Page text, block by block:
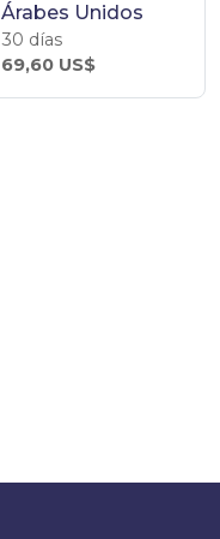
Árabes Unidos
30 días
69,60 US$